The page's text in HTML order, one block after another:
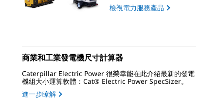
檢視電力服務產品
商業和工業發電機尺寸計算器
Caterpillar Electric Power 很榮幸能在此介紹最新的發電
機組大小運算軟體：Cat® Electric Power SpecSizer。
進一步瞭解